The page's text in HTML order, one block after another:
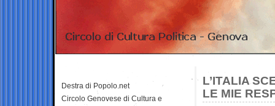
L’ITALIA
LE MIE
Destra di Popolo.net
Circolo Genovese di Cultura e